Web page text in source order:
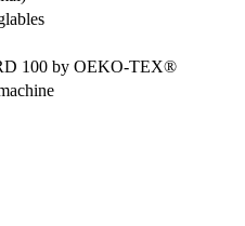
100 by OEKO-TEX®